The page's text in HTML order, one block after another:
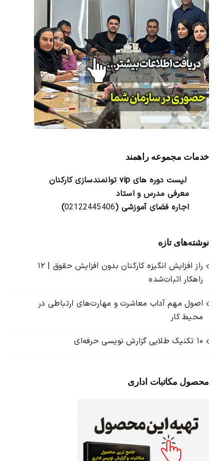
خدمات مجموعه راهمند
لیست دوره های vip توانمندسازی کارکنان
معرفی مدرس و استاد
اجاره فضای آموزشی (02122445406
)
نوشته‌های تازه
راز افزایش انگیزه کارکنان بدون افزایش حقوق | ۱۲
راهکار اثبات‌شده
اصول مهم آداب معاشرت و مهارت‌های ارتباطی در
محیط کار
۱۰ تکنیک طلایی گزارش ‌نویسی حرفه‌ای
محصول مکاتبات اداری